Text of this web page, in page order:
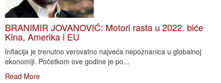
BRANIMIR JOVANOVIĆ: Motori rasta u 2022. biće
Kina, Amerika i EU
Inflacija je trenutno verovatno najveća nepoznanica u globalnoj
ekonomiji. Početkom ove godine je po...
Read More